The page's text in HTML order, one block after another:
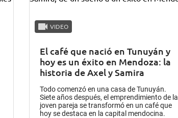
VIDEO
El café que nació en Tunuyán y
hoy es un éxito en Mendoza: la
historia de Axel y Samira
Todo comenzó en una casa de Tunuyán.
Siete años después, el emprendimiento de la
joven pareja se transformó en un café que
hoy se destaca en la capital mendocina.